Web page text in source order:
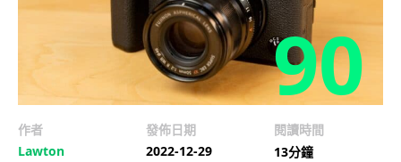
90
作者
Lawton
發佈日期
2022-12-29
閱讀時間
13分鐘